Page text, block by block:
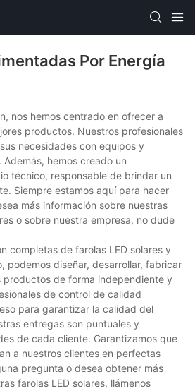
Por Energía
nos hemos centrado en ofrecer a
productos. Nuestros profesionales
necesidades con equipos y
hemos creado un
técnico, responsable de brindar un
Siempre estamos aquí para hacer
más información sobre nuestras
o sobre nuestra empresa, no dude
completas de farolas LED solares y
podemos diseñar, desarrollar, fabricar
de forma independiente y
de control de calidad
para garantizar la calidad del
entregas son puntuales y
de cada cliente. Garantizamos que
a nuestros clientes en perfectas
pregunta o desea obtener más
farolas LED solares, llámenos